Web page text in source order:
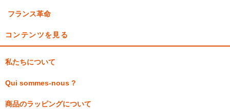
フランス革命
コンテンツを見る
私たちについて
Qui sommes-nous ?
商品のラッピングについて